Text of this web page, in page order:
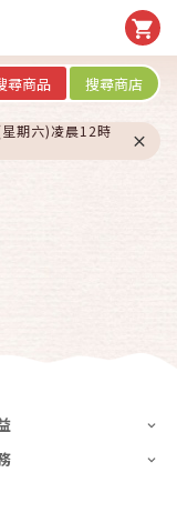
尋商品 搜尋商店
期六)凌晨12時